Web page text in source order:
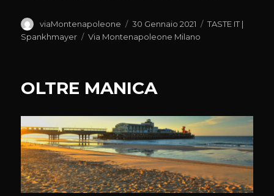
Autore
viaMontenapoleone
Pubblicato
il
30 Gennaio 2021 Categorie
TASTE IT |
Spankhmayer
Tag
Via Montenapoleone Milano
OLTRE MANICA